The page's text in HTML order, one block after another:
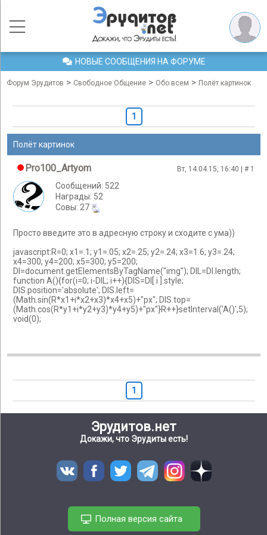
НОВЫЕ СООБЩЕНИЯ НА ФОРУМЕ
Форум Эрудитов > Свободное Общение > Обо всем > Полёт картинок
1
Полёт картинок
Pro100_Artyom Вт, 14.04.15, 16:40 | # 1
Сообщений: 522
Награды: 52
Cовы: 27
Просто введите это в адресную строку и сходите с ума))
javascript:R=0; x1=.1; y1=.05; x2=.25; y2=.24; x3=1.6; y3=.24;
x4=300; y4=200; x5=300; y5=200;
DI=document.getElementsByTagName("img"); DIL=DI.length;
function A(){for(i=0; i-DIL; i++){DIS=DI[ i ].style;
DIS.position='absolute'; DIS.left=
(Math.sin(R*x1+i*x2+x3)*x4+x5)+"px"; DIS.top=
(Math.cos(R*y1+i*y2+y3)*y4+y5)+"px"}R++}setInterval('A()',5);
void(0);
1
Эрудитов.нет
Докажи, что Эрудиты есть!
Полная версия сайта